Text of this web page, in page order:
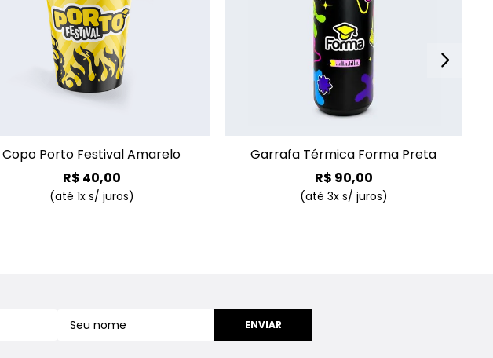
Copo Porto Festival Amarelo
R$ 40,00
(até 1x s/ juros)
Garrafa Térmica Forma Preta
R$ 90,00
(até 3x s/ juros)
ENVIAR